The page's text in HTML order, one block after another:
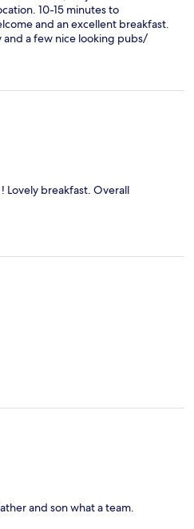
10-15 minutes to
and an excellent breakfast.
a few nice looking pubs/
place to stay in a great location.
Lovely breakfast. Overall
and son what a team.